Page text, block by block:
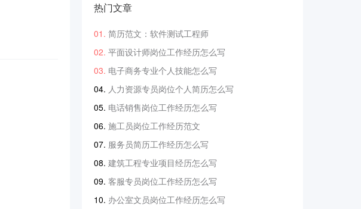
热门文章
简历范文：软件测试工程师
平面设计师岗位工作经历怎么写
电子商务专业个人技能怎么写
人力资源专员岗位个人简历怎么写
电话销售岗位工作经历怎么写
施工员岗位工作经历范文
服务员简历工作经历怎么写
建筑工程专业项目经历怎么写
客服专员岗位工作经历怎么写
办公室文员岗位工作经历怎么写